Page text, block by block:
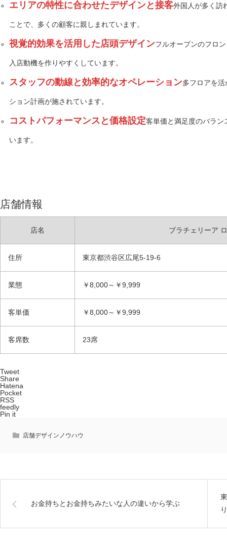
エリアの特性に合わせたデザインと接客外国人が多く訪
ことで、多くの顧客に親しまれています。
視覚的効果を活用した店頭デザインフルオープンのフロ
入店動機を作りやすくしています。
スタッフの動線と効率的なオペレーション多フロアを
ション計画が施されています。
コストパフォーマンスと価格設定客単価と満足度のバラ
います。
店舗情報
店名 ブラチェリーア
住所 東京都渋谷区広尾5-19-6
業態 ￥8,000～￥9,999
客単価 ￥8,000～￥9,999
客席数 23席
Tweet
Share
Hatena
Pocket
RSS
feedly
Pin it
店舗デザインノウハウ
お金持ちとお金持ちみたいな人の違いから学ぶ